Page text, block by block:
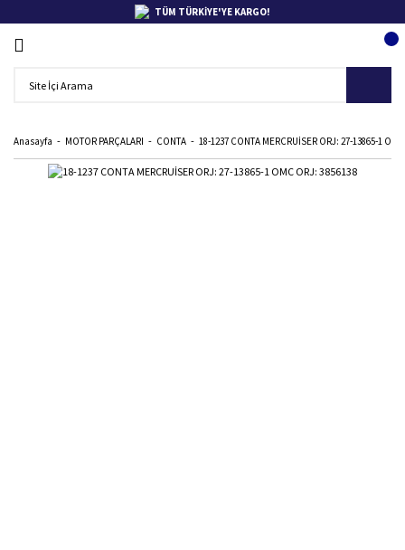
TÜM TÜRKİYE'YE KARGO!
Anasayfa MOTOR PARÇALARI CONTA 18-1237 CONTA MERCRUİSER ORJ: 27-13865-1